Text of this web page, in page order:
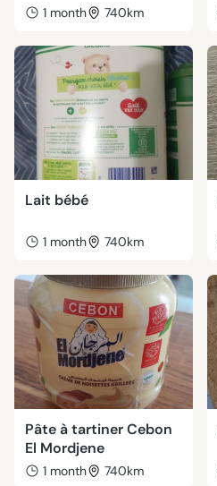
1 month 740km
Lait bébé
1 month 740km
Pâte à tartiner Cebon
El Mordjene
1 month 740km